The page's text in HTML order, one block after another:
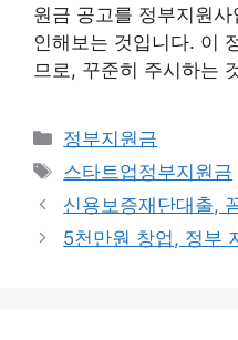
원금 공고를 정부지원
인해보는 것입니다. 이
므로, 꾸준히 주시하는
카
테
리
정부지원금
태
그
스타트업정부지원금
신용보증재단대출,
5천만원 창업, 정부